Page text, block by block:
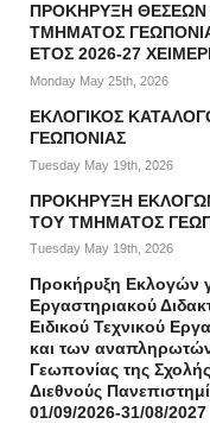
ΠΡΟΚΗΡΥΞΗ
ΤΜΗΜΑΤΟΣ
ΕΤΟΣ 2026-27
Monday May 25th, 2026
ΕΚΛΟΓΙΚΟΣ
ΓΕΩΠΟΝΙΑΣ
Tuesday May 19th, 2026
ΠΡΟΚΗΡΥΞΗ
ΤΟΥ ΤΜΗΜΑΤΟΣ
Tuesday May 19th, 2026
Προκήρυξη Εκλογών
Εργαστηριακού
Ειδικού Τεχνικού
και των
Γεωπονίας της
Διεθνούς
01/09/2026-31/08/2027